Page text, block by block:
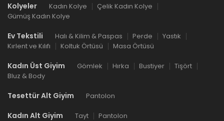
Kolyeler Kadın Kolye
Çelik Kadın Kolye
Gümüş Kadın Kolye
Ev Tekstili Halı & Kilim & Paspas Perde
Yastık
Kırlent ve Kılıfı
Koltuk Örtüsü Masa Örtüsü
Kadın Üst Giyim Gömlek Hırka Bustiyer
Tişört
Bluz & Body
Tesettür Alt Giyim Pantolon
Kadın Alt Giyim Tayt Pantolon